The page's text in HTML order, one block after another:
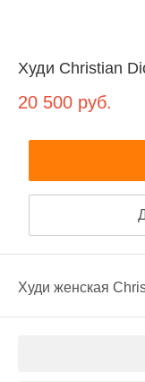
Худи Christian
20 500 руб.
Худи женская